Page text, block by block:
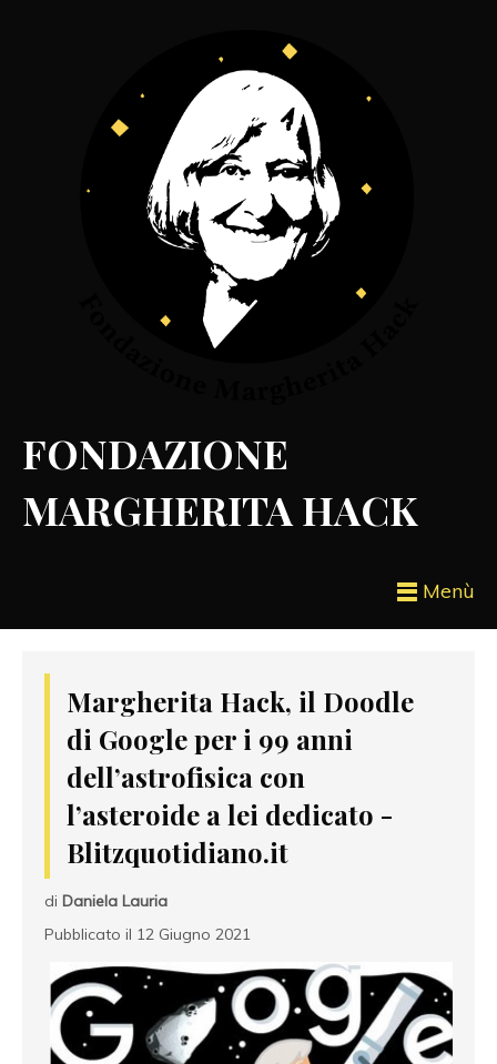
FONDAZIONE
MARGHERITA HACK
Menù
Margherita Hack, il Doodle
di Google per i 99 anni
dell’astrofisica con
l’asteroide a lei dedicato -
Blitzquotidiano.it
di Daniela Lauria
Pubblicato il 12 Giugno 2021